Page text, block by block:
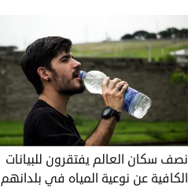
نصف سكان العالم يفتقرون للبيانات
الكافية عن نوعية المياه في بلدانهم